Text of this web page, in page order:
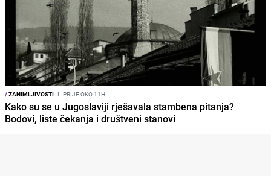
/ZANIMLJIVOSTI I PRIJE OKO 11H
Kako su se u Jugoslaviji rješavala stambena pitanja?
Bodovi, liste čekanja i društveni stanovi